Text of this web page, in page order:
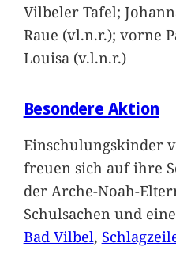
Vilbeler Tafel;
Raue (vl.n.r.); vorne
Louisa (v.l.n.r.)
Besondere Aktion
Einschulungskinder
freuen sich auf ihre
der Arche-Noah-
Schulsachen und eine
Bad Vilbel,